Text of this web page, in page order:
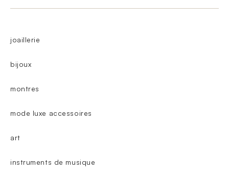
joaillerie
bijoux
montres
mode luxe accessoires
art
instruments de musique